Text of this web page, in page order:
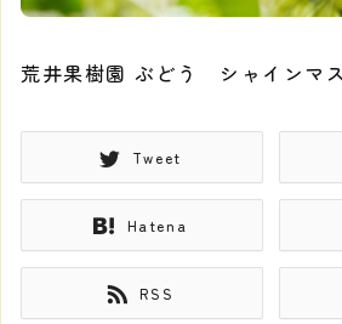
荒井果樹園 ぶどう シャインマ
Tweet
Hatena
RSS